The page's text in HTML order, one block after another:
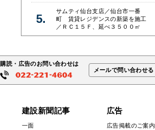
サムティ仙台支店／仙台市一番
町 賃貸レジデンスの新築を施工
／ＲＣ１５Ｆ、延べ３５００㎡
購読・広告のお問い合わせは
メールで問い合わせる
建設新聞記事
一面
広告
広告掲載のご案内